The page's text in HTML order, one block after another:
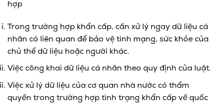
hợp
Trong trường hợp khẩn cấp, cần xử lý ngay dữ liệu cá
nhân có liên quan để bảo vệ tính mạng, sức khỏe của
chủ thể dữ liệu hoặc người khác.
Việc công khai dữ liệu cá nhân theo quy định của luật.
Việc xử lý dữ liệu của cơ quan nhà nước có thẩm
quyền trong trường hợp tình trạng khẩn cấp về quốc